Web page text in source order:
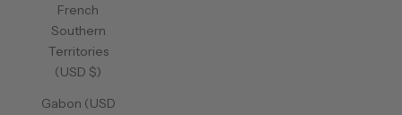
French
Southern
Territories
(USD $)
Gabon (USD